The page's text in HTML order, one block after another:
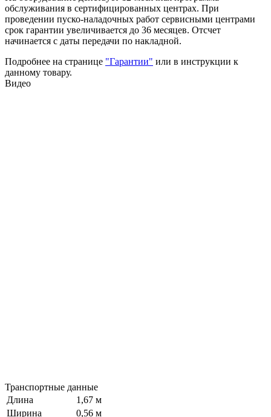
обслуживания в сертифицированных центрах. При
проведении пуско-наладочных работ сервисными центрами
срок гарантии увеличивается до 36 месяцев. Отсчет
начинается с даты передачи по накладной.
Подробнее на странице "Гарантии" или в инструкции к
данному товару.
Видео
Транспортные данные
Длина
1,67 м
Ширина
0,56 м